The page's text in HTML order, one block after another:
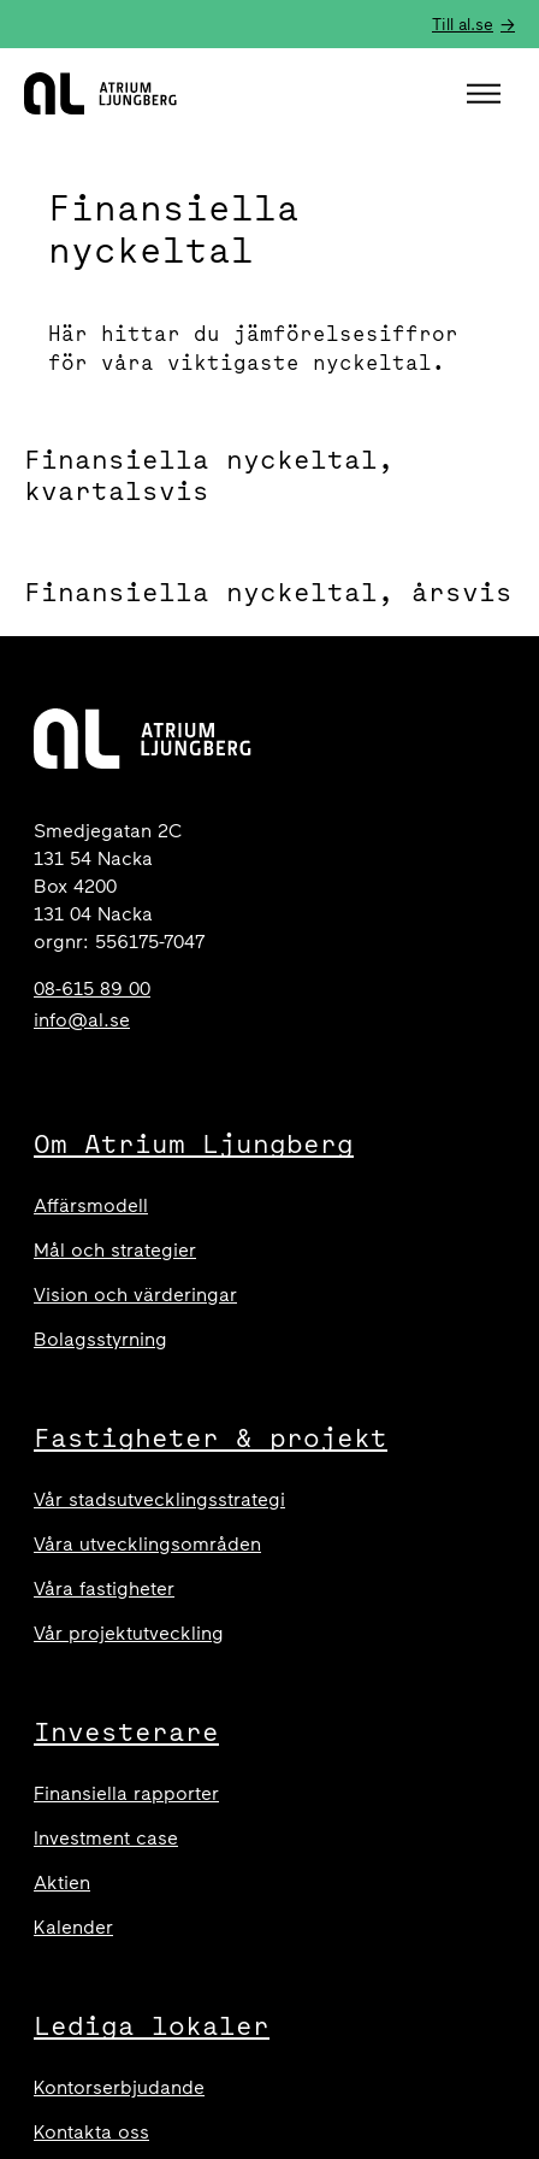
Till al.se
Hem
Finansiella
nyckeltal
Här hittar du jämförelsesiffror
för våra viktigaste nyckeltal.
Finansiella nyckeltal,
kvartalsvis
Finansiella nyckeltal, årsvis
Smedjegatan 2C
131 54 Nacka
Box 4200
131 04 Nacka
orgnr: 556175-7047
08-615 89 00
info@al.se
Om Atrium Ljungberg
Affärsmodell
Mål och strategier
Vision och värderingar
Bolagsstyrning
Fastigheter & projekt
Vår stadsutvecklingsstrategi
Våra utvecklingsområden
Våra fastigheter
Vår projektutveckling
Investerare
Finansiella rapporter
Investment case
Aktien
Kalender
Lediga lokaler
Kontorserbjudande
Kontakta oss